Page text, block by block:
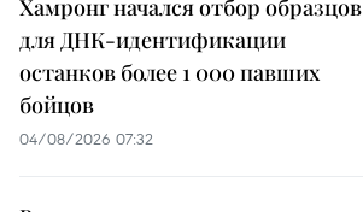
Хамронг начался отбор образцов
для ДНК-идентификации
останков более 1 000 павших
бойцов
04/08/2026 07:32